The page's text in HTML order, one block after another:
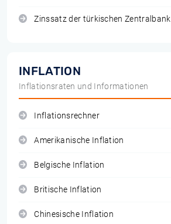
Zinssatz der türkischen Zentralbank
INFLATION
Inflationsraten und Informationen
Inflationsrechner
Amerikanische Inflation
Belgische Inflation
Britische Inflation
Chinesische Inflation